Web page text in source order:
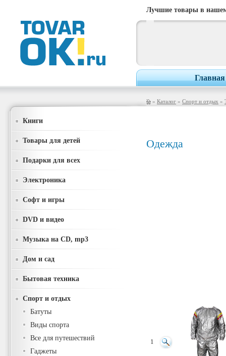
Лучшие товары в
Главная
» Каталог » Спорт и отдых »
Книги
Товары для детей
Подарки для всех
Электроника
Софт и игры
DVD и видео
Музыка на CD, mp3
Дом и сад
Бытовая техника
Спорт и отдых
Батуты
Виды спорта
Все для путешествий
Гаджеты
Одежда
1